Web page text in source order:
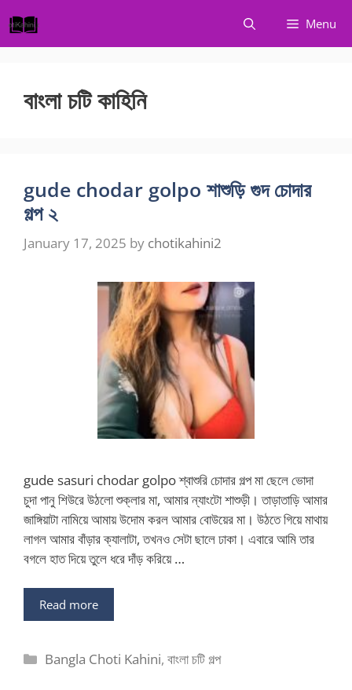
to
content
Menu
বাংলা চটি কাহিনি
gude chodar golpo শাশুড়ি গুদ চোদার
গল্প ২
January 17, 2025 by chotikahini2
gude sasuri chodar golpo শ্বাশুরি চোদার গল্প মা ছেলে ভোদা
চুদা পানু শিউরে উঠলো শুক্লার মা, আমার ন্যাংটো শাশুড়ী। তাড়াতাড়ি আমার
জাঙ্গিয়াটা নামিয়ে আমায় উদোম করল আমার বোউয়ের মা। উঠতে গিয়ে মাথায়
লাগল আমার বাঁড়ার ক্যালাটা, তখনও সেটা ছালে ঢাকা। এবারে আমি তার
বগলে হাত দিয়ে তুলে ধরে দাঁড় করিয়ে …
Read more
Categories
Bangla Choti Kahini,বাংলা চটি গল্প